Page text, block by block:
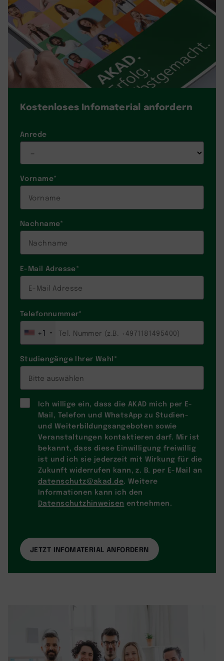
Kostenloses Infomaterial anfordern
Anrede
Vorname*
Nachname*
E-Mail Adresse*
Telefonnummer*
+1
Studiengänge Ihrer Wahl*
Ich willige ein, dass die AKAD mich per E-
Mail, Telefon und WhatsApp zu Studien-
und Weiterbildungsangeboten sowie
Veranstaltungen kontaktieren darf. Mir ist
bekannt, dass diese Einwilligung freiwillig
ist und ich sie jederzeit mit Wirkung für die
Zukunft widerrufen kann, z. B. per E-Mail an
datenschutz@akad.de. Weitere
Informationen kann ich den
Datenschutzhinweisen entnehmen.